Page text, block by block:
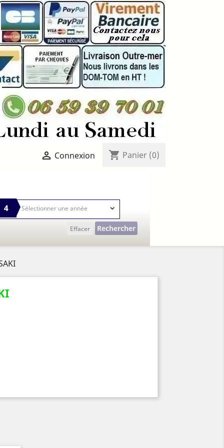
 Connexion shopping_cart Panier (0)
4
Effacer Rechercher